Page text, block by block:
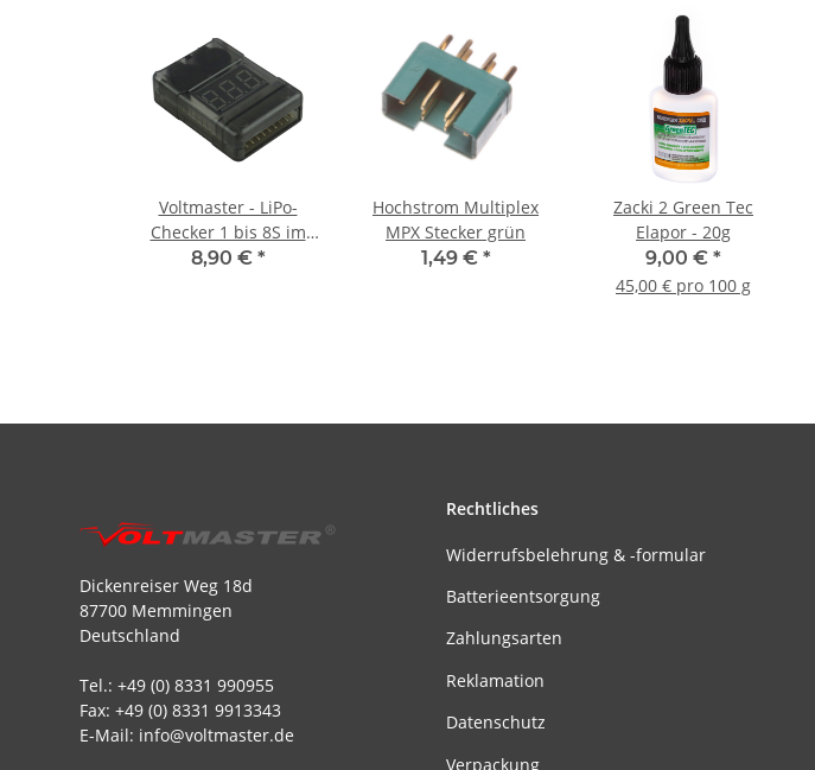
Voltmaster - LiPo-
Checker 1 bis 8S im
Gehäuse
8,90 € *
Hochstrom Multiplex
MPX Stecker grün
1,49 € *
Zacki 2 Green Tec
Elapor - 20g
9,00 € *
45,00 € pro 100 g
Dickenreiser Weg 18d
87700 Memmingen
Deutschland
Tel.: +49 (0) 8331 990955
Fax: +49 (0) 8331 9913343
E-Mail: info@voltmaster.de
Rechtliches
Widerrufsbelehrung & -formular
Batterieentsorgung
Zahlungsarten
Reklamation
Datenschutz
Verpackung